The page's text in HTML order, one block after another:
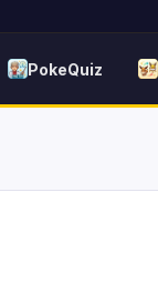
PokeQuiz